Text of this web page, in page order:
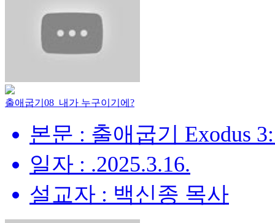
출애굽기08_내가 누구이기에?
본문 : 출애굽기 Exodus
일자 : .2025.3.16.
설교자 : 백신종 목사